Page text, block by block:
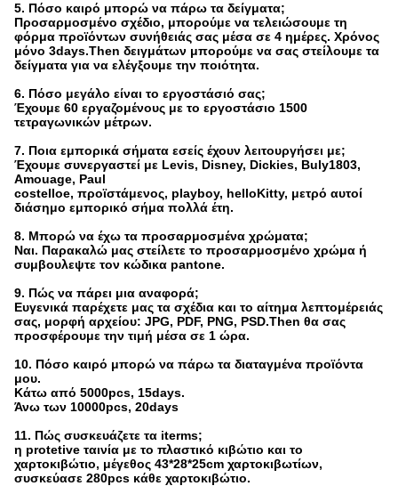
5. Πόσο καιρό μπορώ να πάρω τα δείγματα;
Προσαρμοσμένο σχέδιο, μπορούμε να τελειώσουμε τη
φόρμα προϊόντων συνήθειάς σας μέσα σε 4 ημέρες. Χρόνος
μόνο 3days.Then δειγμάτων μπορούμε να σας στείλουμε τα
δείγματα για να ελέγξουμε την ποιότητα.
6. Πόσο μεγάλο είναι το εργοστάσιό σας;
Έχουμε 60 εργαζομένους με το εργοστάσιο 1500
τετραγωνικών μέτρων.
7. Ποια εμπορικά σήματα εσείς έχουν λειτουργήσει με;
Έχουμε συνεργαστεί με Levis, Disney, Dickies, Buly1803,
Amouage, Paul
costelloe, προϊστάμενος, playboy, helloKitty, μετρό αυτοί
διάσημο εμπορικό σήμα πολλά έτη.
8. Μπορώ να έχω τα προσαρμοσμένα χρώματα;
Ναι. Παρακαλώ μας στείλετε το προσαρμοσμένο χρώμα ή
συμβουλεψτε τον κώδικα pantone.
9. Πώς να πάρει μια αναφορά;
Ευγενικά παρέχετε μας τα σχέδια και το αίτημα λεπτομέρειάς
σας, μορφή αρχείου: JPG, PDF, PNG, PSD.Then θα σας
προσφέρουμε την τιμή μέσα σε 1 ώρα.
10. Πόσο καιρό μπορώ να πάρω τα διαταγμένα προϊόντα
μου.
Κάτω από 5000pcs, 15days.
Άνω των 10000pcs, 20days
11. Πώς συσκευάζετε τα iterms;
η protetive ταινία με το πλαστικό κιβώτιο και το
χαρτοκιβώτιο, μέγεθος 43*28*25cm χαρτοκιβωτίων,
συσκεύασε 280pcs κάθε χαρτοκιβώτιο.